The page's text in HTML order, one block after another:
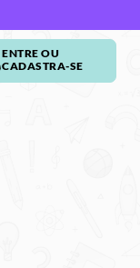
ENTRE OU
CADASTRA-SE